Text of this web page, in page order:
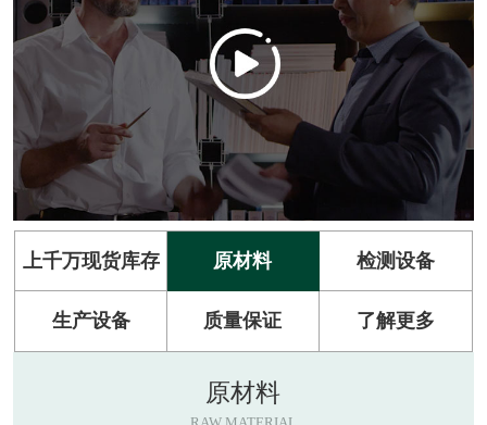
上千万现货库存 原材料 检测设备
生产设备 质量保证 了解更多
原材料